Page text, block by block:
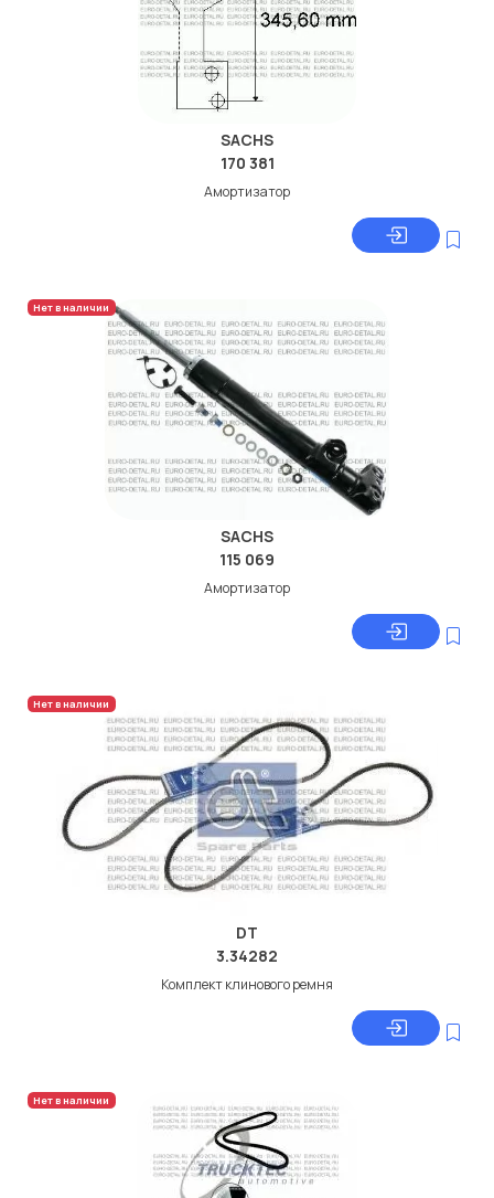
SACHS
170 381
Амортизатор
Нет в наличии
SACHS
115 069
Амортизатор
Нет в наличии
DT
3.34282
Комплект клинового ремня
Нет в наличии